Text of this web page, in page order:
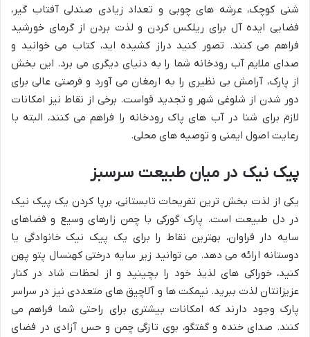
شنی کوچک، عرشه های چوبی و تعداد زیادی صندلی آفتاب گیر،
فضایی ایده آل برای ریلکس کردن و لذت بردن از گرمای خورشید
فراهم می کنند. تصور کنید دراز کشیده اید، کتاب می خوانید و
صدای ملایم آب رودخانه شما را به دنیای دیگری می برد. این بخش
از پارک، آرامش بی نظیری را به ارمغان می آورد و فرصتی عالی برای
دور شدن از شلوغی شهر و تجدید قواست. برخی از نقاط نیز امکانات
لازم برای شنا در آب های پاک رودخانه را فراهم می کنند، البته با
رعایت اصول ایمنی و توصیه های محلی.
پیک نیک در میان طبیعت سرسبز
یکی از لذت بخش ترین تفریحات تابستانی، برپا کردن یک پیک نیک
در دل طبیعت است. پارک گورکی با چمن زارهای وسیع و فضاهای
سایه دار فراوان، بهترین نقاط را برای یک پیک نیک خانوادگی یا
دوستانه ارائه می دهد. می توانید زیر سایه درختی کهنسال پتو پهن
کنید، خوراکی های لذیذ خود را بچینید و از لحظات شاد در کنار
عزیزانتان لذت ببرید. نیمکت ها و آلاچیق های متعددی نیز در سراسر
پارک وجود دارند که امکانات بیشتری برای راحتی شما فراهم می
کنند. صدای خنده و گفتگو، بوی تازگی چمن و حس آزادی در فضای